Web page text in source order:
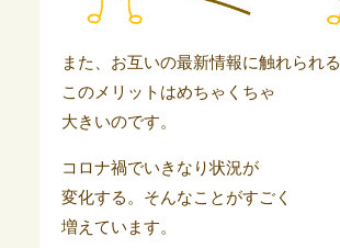
また、お互いの最新情報に触れられる
このメリットはめちゃくちゃ
大きいのです。
コロナ禍でいきなり状況が
変化する。そんなことがすごく
増えています。